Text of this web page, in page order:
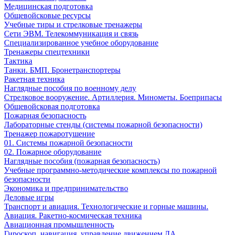
Медицинская подготовка
Общевойсковые ресурсы
Учебные тиры и стрелковые тренажеры
Сети ЭВМ. Телекоммуникация и связь
Специализированное учебное оборудование
Тренажеры спецтехники
Тактика
Танки. БМП. Бронетранспортеры
Ракетная техника
Наглядные пособия по военному делу
Стрелковое вооружение. Артиллерия. Минометы. Боеприпасы
Общевойсковая подготовка
Пожарная безопасность
Лабораторные стенды (системы пожарной безопасности)
Тренажер пожаротушение
01. Системы пожарной безопасности
02. Пожарное оборудование
Наглядные пособия (пожарная безопасность)
Учебные программно-методические комплексы по пожарной
безопасности
Экономика и предпринимательство
Деловые игры
Транспорт и авиация. Технологические и горные машины.
Авиация. Ракетно-космическая техника
Авиационная промышленность